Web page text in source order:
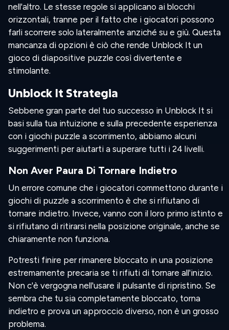
nell'altro. Le stesse regole si applicano ai blocchi
orizzontali, tranne per il fatto che i giocatori possono
farli scorrere solo lateralmente anziché su e giù. Questa
mancanza di opzioni è ciò che rende Unblock It un
gioco di diapositive puzzle così divertente e
stimolante.
Unblock It Strategia
Sebbene gran parte del tuo successo in Unblock It si
basi sulla tua intuizione e sulla precedente esperienza
con i giochi puzzle a scorrimento, abbiamo alcuni
suggerimenti per aiutarti a superare tutti i 24 livelli.
Non Aver Paura Di Tornare Indietro
Un errore comune che i giocatori commettono durante i
giochi di puzzle a scorrimento è che si rifiutano di
tornare indietro. Invece, vanno con il loro primo istinto e
si rifiutano di ritirarsi nella posizione originale, anche se
chiaramente non funziona.
Potresti finire per rimanere bloccato in una posizione
estremamente precaria se ti rifiuti di tornare all'inizio.
Non c'è vergogna nell'usare il pulsante di ripristino. Se
sembra che tu sia completamente bloccato, torna
indietro e prova un approccio diverso, non è un grosso
problema.